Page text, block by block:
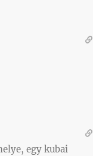
egy kubai